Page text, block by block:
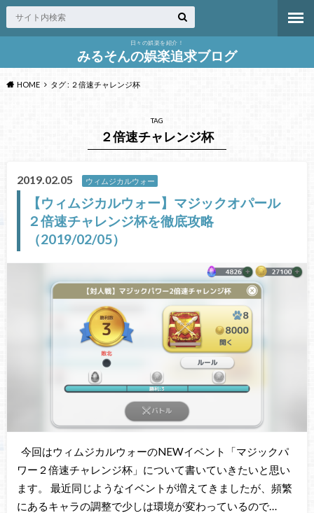
日々の娯楽を紹介！
みるそんの娯楽追求ブログ
HOME タグ : ２倍速チャレンジ杯
TAG
２倍速チャレンジ杯
2019.02.05 ウィムジカルウォー
【ウィムジカルウォー】マジックオパール
２倍速チャレンジ杯を徹底攻略
（2019/02/05）
今回はウィムジカルウォーのNEWイベント「マジックパ
ワー２倍速チャレンジ杯」について書いていきたいと思い
ます。 最近同じようなイベントが増えてきましたが、頻繁
にあるキャラの調整で少しは環境が変わっているので…